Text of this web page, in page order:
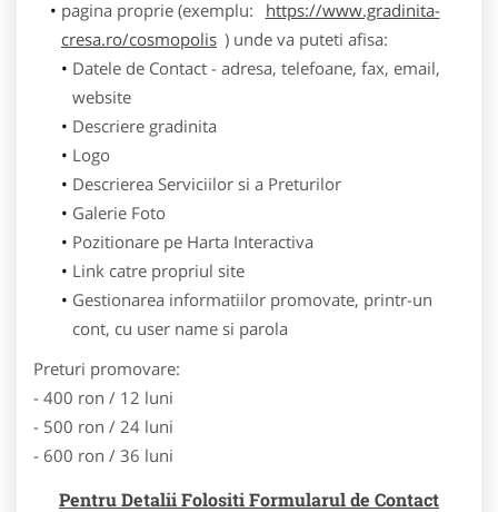
pagina proprie (exemplu:
https://www.gradinita-
cresa.ro/cosmopolis ) unde va puteti afisa:
Datele de Contact - adresa, telefoane, fax, email,
website
Descriere gradinita
Logo
Descrierea Serviciilor si a Preturilor
Galerie Foto
Pozitionare pe Harta Interactiva
Link catre propriul site
Gestionarea informatiilor promovate, printr-un
cont, cu user name si parola
Preturi promovare:
- 400 ron / 12 luni
- 500 ron / 24 luni
- 600 ron / 36 luni
Pentru Detalii Folositi Formularul de Contact